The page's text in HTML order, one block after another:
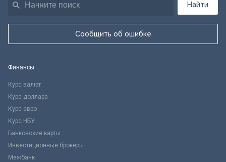
Найти
Сообщить об ошибке
Финансы
Курс валют
Курс доллара
Курс евро
Курс НБУ
Банковские карты
Инвестиционные брокеры
Межбанк